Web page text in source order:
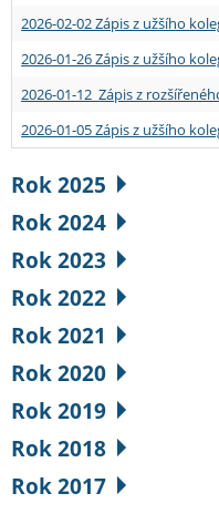
2026-02-02 Zápis z užšího
2026-01-26 Zápis z užšího
2026-01-12 Zápis z
2026-01-05 Zápis z užšího
Rok 2025
Rok 2024
Rok 2023
Rok 2022
Rok 2021
Rok 2020
Rok 2019
Rok 2018
Rok 2017